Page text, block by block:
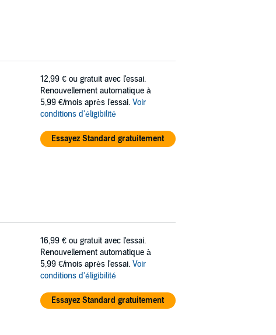
12,99 € ou gratuit avec l'essai.
Renouvellement automatique à
5,99 €/mois après l'essai. Voir
conditions d'éligibilité
Essayez Standard gratuitement
16,99 € ou gratuit avec l'essai.
Renouvellement automatique à
5,99 €/mois après l'essai. Voir
conditions d'éligibilité
Essayez Standard gratuitement